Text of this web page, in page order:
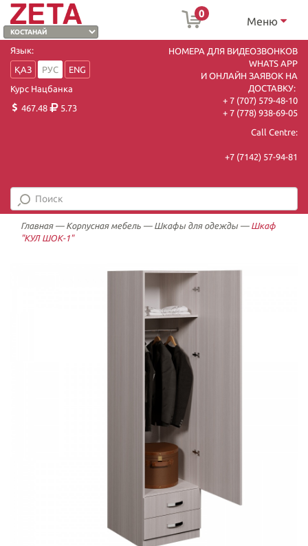
0
Меню
Язык:
ҚАЗ
РУС
ENG
Курс Нацбанка
467.48
5.73
НОМЕРА ДЛЯ ВИДЕОЗВОНКОВ
WHATS APP
И ОНЛАЙН ЗАЯВОК НА
ДОСТАВКУ:
+ 7 (707) 579-48-10
+ 7 (778) 938-69-05
Call Centre:
+7 (7142) 57-94-81
Главная— Корпусная мебель — Шкафы для одежды — Шкаф
"КУЛ ШОК-1"